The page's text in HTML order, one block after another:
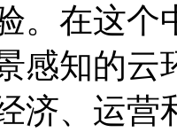
。在这
感知的云
济、运营